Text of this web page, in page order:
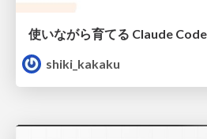
shiki_kakaku